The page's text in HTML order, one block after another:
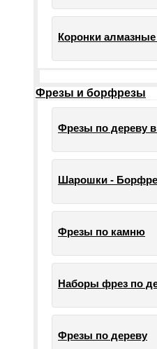
Коронки
Фрезы и борфрезы
Фрезы по дереву в
Шарошки -
Фрезы по камню
Наборы фрез по
Фрезы по дереву